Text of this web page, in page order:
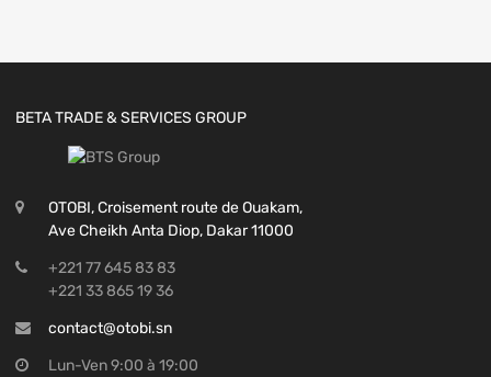
BETA TRADE & SERVICES GROUP
OTOBI, Croisement route de Ouakam,
Ave Cheikh Anta Diop, Dakar 11000
+221 77 645 83 83
+221 33 865 19 36
contact@otobi.sn
Lun-Ven 9:00 à 19:00